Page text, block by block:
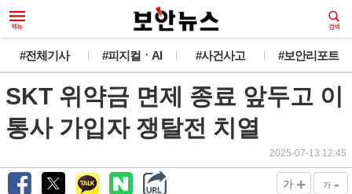
#전체기사 #피지컬ㆍAI #사건사고 #보안리포트
SKT 위약금 면제 종료 앞두고 이
통사 가입자 쟁탈전 치열
2025-07-13 12:45
가 + 가 -